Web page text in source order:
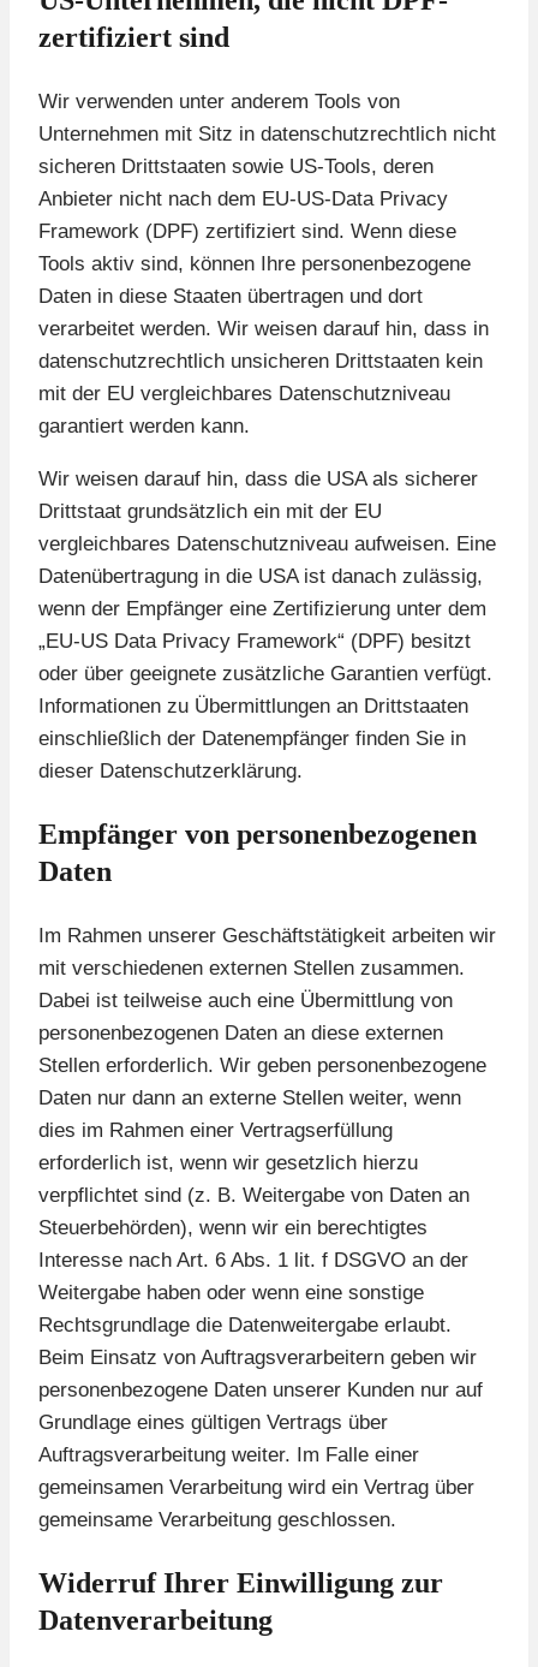
zertifiziert sind
Wir verwenden unter anderem Tools von
Unternehmen mit Sitz in datenschutzrechtlich nicht
sicheren Drittstaaten sowie US-Tools, deren
Anbieter nicht nach dem EU-US-Data Privacy
Framework (DPF) zertifiziert sind. Wenn diese
Tools aktiv sind, können Ihre personenbezogene
Daten in diese Staaten übertragen und dort
verarbeitet werden. Wir weisen darauf hin, dass in
datenschutzrechtlich unsicheren Drittstaaten kein
mit der EU vergleichbares Datenschutzniveau
garantiert werden kann.
Wir weisen darauf hin, dass die USA als sicherer
Drittstaat grundsätzlich ein mit der EU
vergleichbares Datenschutzniveau aufweisen. Eine
Datenübertragung in die USA ist danach zulässig,
wenn der Empfänger eine Zertifizierung unter dem
„EU-US Data Privacy Framework“ (DPF) besitzt
oder über geeignete zusätzliche Garantien verfügt.
Informationen zu Übermittlungen an Drittstaaten
einschließlich der Datenempfänger finden Sie in
dieser Datenschutzerklärung.
Empfänger von personenbezogenen
Daten
Im Rahmen unserer Geschäftstätigkeit arbeiten wir
mit verschiedenen externen Stellen zusammen.
Dabei ist teilweise auch eine Übermittlung von
personenbezogenen Daten an diese externen
Stellen erforderlich. Wir geben personenbezogene
Daten nur dann an externe Stellen weiter, wenn
dies im Rahmen einer Vertragserfüllung
erforderlich ist, wenn wir gesetzlich hierzu
verpflichtet sind (z. B. Weitergabe von Daten an
Steuerbehörden), wenn wir ein berechtigtes
Interesse nach Art. 6 Abs. 1 lit. f DSGVO an der
Weitergabe haben oder wenn eine sonstige
Rechtsgrundlage die Datenweitergabe erlaubt.
Beim Einsatz von Auftragsverarbeitern geben wir
personenbezogene Daten unserer Kunden nur auf
Grundlage eines gültigen Vertrags über
Auftragsverarbeitung weiter. Im Falle einer
gemeinsamen Verarbeitung wird ein Vertrag über
gemeinsame Verarbeitung geschlossen.
Widerruf Ihrer Einwilligung zur
Datenverarbeitung